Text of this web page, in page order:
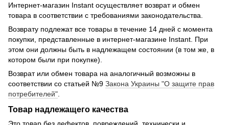
Интернет-магазин Instant осуществляет возврат и обмен
товара в соответствии с требованиями законодательства.
Возврату подлежат все товары в течение 14 дней с момента
покупки, представленные в интернет-магазине Instant. При
этом они должны быть в надлежащем состоянии (в том же, в
котором были при покупке).
Возврат или обмен товара на аналогичный возможны в
соответствии со статьей №9 Закона Украины "О защите прав
потребителей"
Товар надлежащего качества